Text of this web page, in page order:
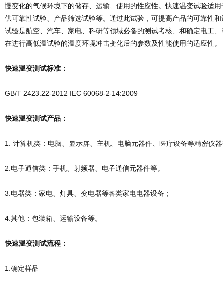
慢变化的气候环境下的储存、运输、使用的性应性。快速温变试验适
供可靠性试验、产品筛选试验等。通过此试验，可提高产品的可靠性
试验是航空、汽车、家电、科研等领域必备的测试考核、和确定电工
在进行高低温试验的温度环境冲击变化后的参数及性能使用的适应性。
快速温变测试标准：
GB/T 2423.22-2012 IEC 60068-2-14:2009
快速温变测试产品：
1. 计算机类：电脑、显示屏、主机、电脑元器件、医疗设备等精密仪
2.电子通信类：手机、射频器、电子通信元器件等。
3.电器类：家电、灯具、变电器等各类家电电器设备；
4.其他：包装箱、运输设备等。
快速温变测试流程：
1.确定样品